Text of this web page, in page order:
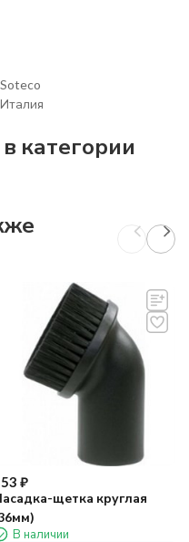
Soteco
Италия
категории
₽
щетка круглая
В наличии